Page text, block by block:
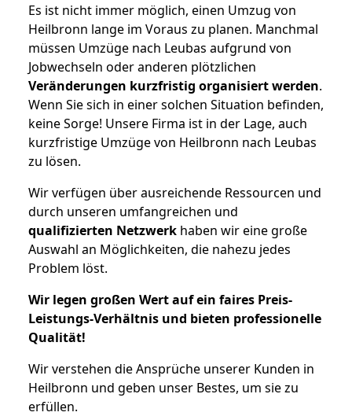
Es ist nicht immer möglich, einen Umzug von
Heilbronn lange im Voraus zu planen. Manchmal
müssen Umzüge nach Leubas aufgrund von
Jobwechseln oder anderen plötzlichen
Veränderungen kurzfristig organisiert werden.
Wenn Sie sich in einer solchen Situation befinden,
keine Sorge! Unsere Firma ist in der Lage, auch
kurzfristige Umzüge von Heilbronn nach Leubas
zu lösen.
Wir verfügen über ausreichende Ressourcen und
durch unseren umfangreichen und
qualifizierten Netzwerk haben wir eine große
Auswahl an Möglichkeiten, die nahezu jedes
Problem löst.
Wir legen großen Wert auf ein faires Preis-
Leistungs-Verhältnis und bieten professionelle
Qualität!
Wir verstehen die Ansprüche unserer Kunden in
Heilbronn und geben unser Bestes, um sie zu
erfüllen.